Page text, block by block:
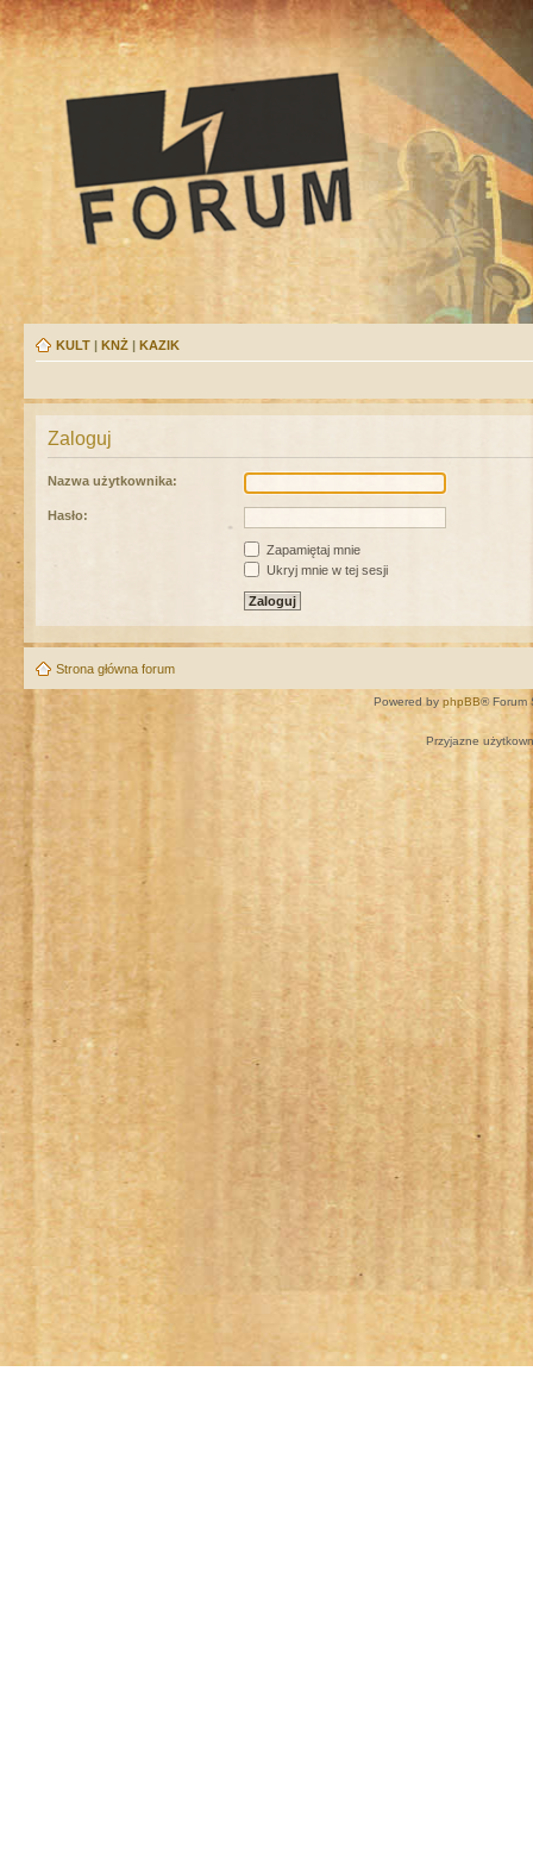
KULT | KNŻ | KAZIK
Zaloguj
Nazwa użytkownika:
Hasło:
Zapamiętaj mnie
Ukryj mnie w tej sesji
Strona główna forum
Powered by phpBB® Forum
Przyjazne